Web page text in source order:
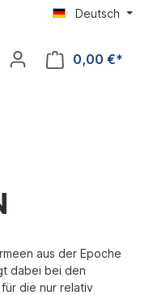
Deutsch
0,00 €*
aus der Epoche
dabei bei den
die nur relativ